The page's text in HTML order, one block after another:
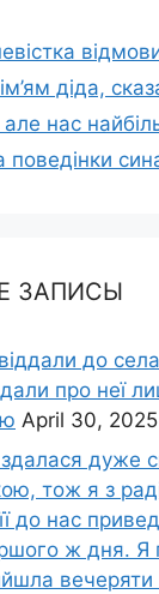
діда,
нас
ЗАПИСЫ
до
про неї
April 30, 2025
здалася дуже
тож я з
до нас
ж дня. Я